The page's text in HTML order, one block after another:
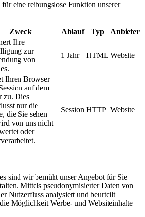
eine reibungslose Funktion unserer
Zweck Ablauf Typ Anbieter
Ihre
zur
von
1 Jahr HTML Website
Ihren Browser
auf dem
zu. Dies
nur die
die Sie sehen
von uns nicht
oder
Session HTTP Website
sind wir bemüht unser Angebot für Sie
Mittels pseudonymisierter Daten von
Nutzerfluss analysiert und beurteilt
Möglichkeit Werbe- und Websiteinhalte